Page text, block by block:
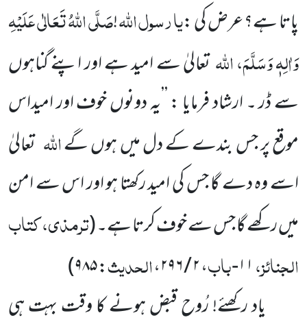
پاتا ہے؟ عرض کی :یارسولاللہ!صَلَّی اللہُ تَعَالٰی عَلَیْہِ
وَاٰلِہٖ وَسَلَّمَ،اللہتعالیٰ سے امید ہے اور اپنے گناہوں
سے ڈر ۔ ارشاد فرمایا : ’’یہ دونوں خوف اور امیداس
موقع پر جس بندے کے دل میں ہوں گےاللہ تعالیٰ
اسے وہ دے گا جس کی امید رکھتا ہو اور اس سے امن
میں رکھے گا جس سے خوف کرتا ہے۔(ترمذی، کتاب
الجنائز،۱۱- باب،۲ / ۲۹۶ ،الحدیث:۹۸۵)
یاد رکھئے! رُوح قبض ہونے کا وقت بہت ہی